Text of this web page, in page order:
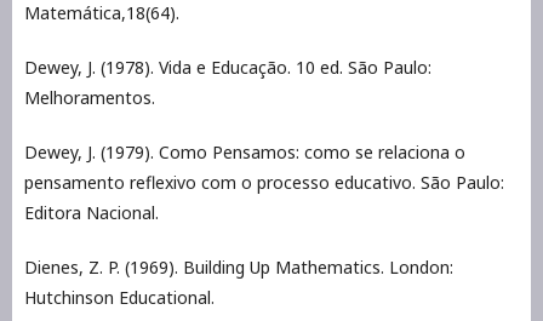
Matemática,18(64).
Dewey, J. (1978). Vida e Educação. 10 ed. São Paulo:
Melhoramentos.
Dewey, J. (1979). Como Pensamos: como se relaciona o
pensamento reflexivo com o processo educativo. São Paulo:
Editora Nacional.
Dienes, Z. P. (1969). Building Up Mathematics. London:
Hutchinson Educational.